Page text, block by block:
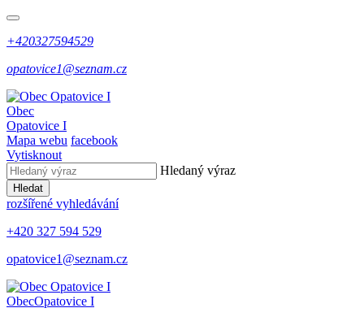
+420327594529
opatovice1@seznam.cz
Obec
Opatovice I
Mapa webu facebook
Vytisknout
Hledaný výraz
Hledat
rozšířené vyhledávání
+420 327 594 529
opatovice1@seznam.cz
ObecOpatovice I